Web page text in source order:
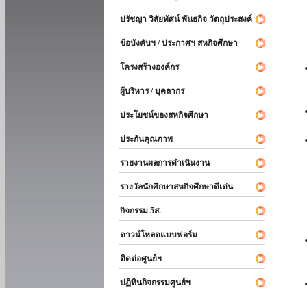
ปรัชญา วิสัยทัศน์ พันธกิจ วัตถุประสงค์
ข้อบังคับฯ / ประกาศฯ สหกิจศึกษา
โครงสร้างองค์กร
ผู้บริหาร / บุคลากร
ประโยชน์ของสหกิจศึกษา
ประกันคุณภาพ
รายงานผลการดำเนินงาน
รางวัลนักศึกษาสหกิจศึกษาดีเด่น
กิจกรรม 5ส.
ดาวน์โหลดแบบฟอร์ม
ติดต่อศูนย์ฯ
ปฏิทินกิจกรรมศูนย์ฯ